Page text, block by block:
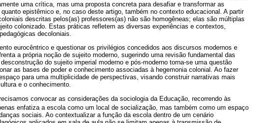
uma crítica, mas uma proposta concreta para desafiar e transformar as
epistêmico e, no caso deste artigo, também no contexto educacional. A partir
descritas pelos(as) professores(as) não são homogêneas; elas são múltiplas
colonizado. Estas práticas refletem as diversas experiências e contextos,
decoloniais.
eurocêntrico e questionar os privilégios concedidos aos discursos modernos e
a própria noção de sujeito moderno, sugerindo uma revisão fundamental das
do sujeito imperial moderno e pós-moderno torna-se uma questão
as bases de poder e conhecimento associadas à hegemonia colonial. Ao fazer
para uma multiplicidade de perspectivas, visando construir narrativas mais
e o conhecimento.
convocar as considerações da sociologia da Educação, recorrendo às
enfatiza a escola como um local de socialização, mas também como um espaço
sociais. Ao contextualizar a função da escola dentro de um cenário